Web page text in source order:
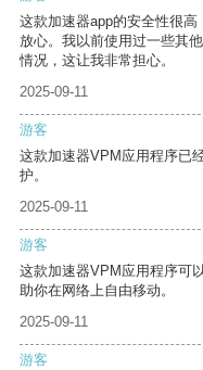
这款加速器app的安全性很
放心。我以前使用过一些其
情况，这让我非常担心。
2025-09-11
游客
这款加速器VPM应用程序已
护。
2025-09-11
游客
这款加速器VPM应用程序可
助你在网络上自由移动。
2025-09-11
游客